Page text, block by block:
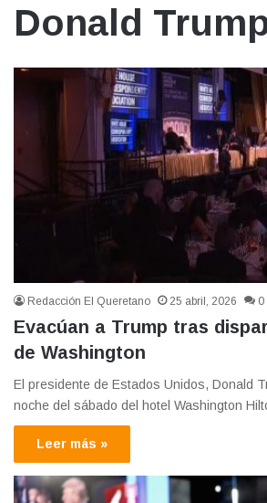
Donald
Redacción El Queretano 25 abril, 2026 0
Evacúan a Trump tras
de Washington
El presidente de Estados Unidos, Donald
noche del sábado del hotel Washington
Leer más »